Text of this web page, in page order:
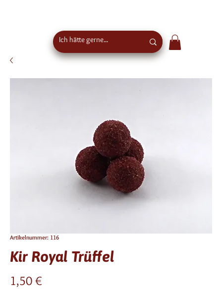
Artikelnummer: 116
Kir Royal Trüffel
1,50 €Preis